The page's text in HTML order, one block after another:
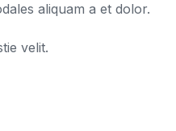
aliquam a et dolor.
velit.